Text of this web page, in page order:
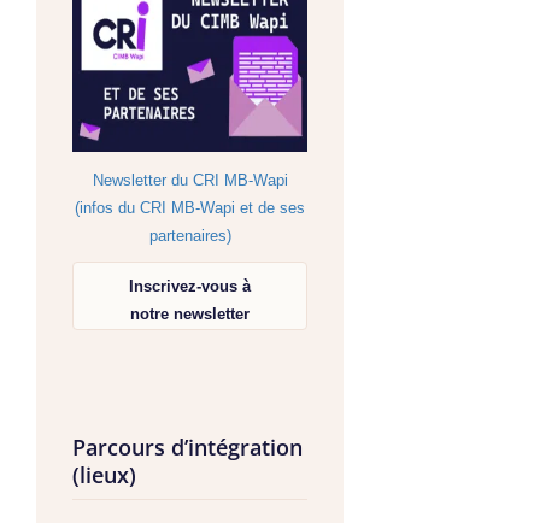
Newsletter du CRI MB-Wapi
(infos du CRI MB-Wapi et de ses
partenaires)
Inscrivez-vous à
notre newsletter
Parcours d’intégration
(lieux)